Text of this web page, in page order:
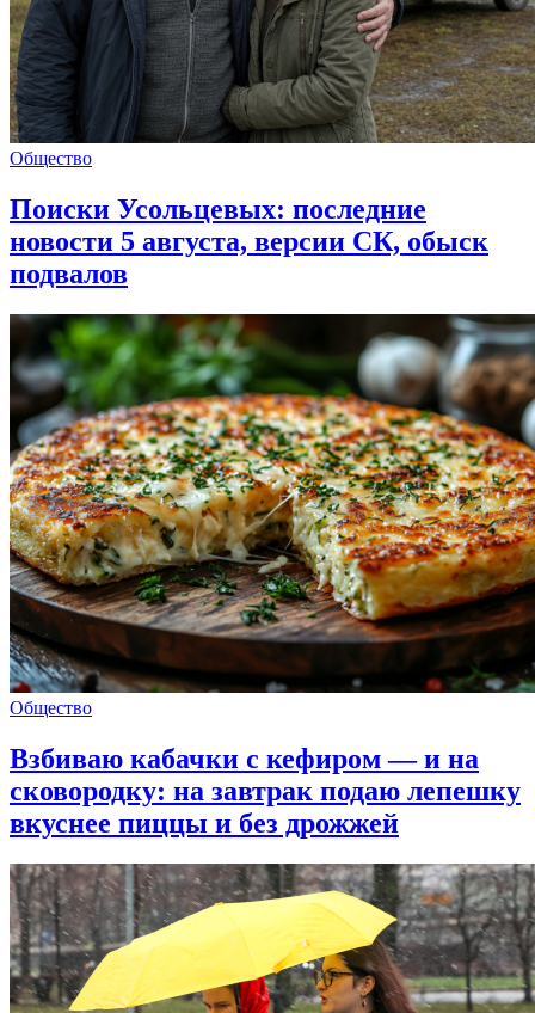
Общество
Поиски Усольцевых: последние
новости 5 августа, версии СК, обыск
подвалов
Общество
Взбиваю кабачки с кефиром — и на
сковородку: на завтрак подаю лепешку
вкуснее пиццы и без дрожжей